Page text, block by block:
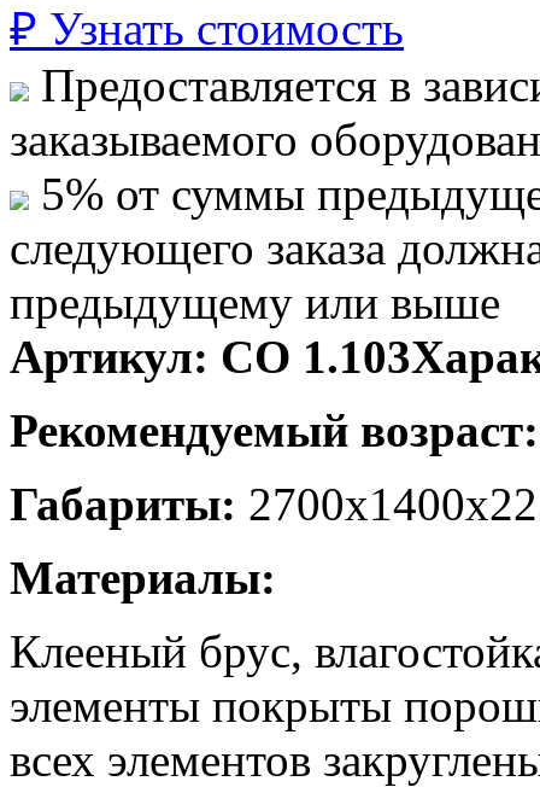
₽ Узнать стоимость
Предоставляется в
заказываемого
5% от суммы
следующего заказа
предыдущему или выше
Артикул: СО 1.103
Рекомендуемый
Габариты:
Материалы:
Клееный брус,
элементы покрыты
всех элементов